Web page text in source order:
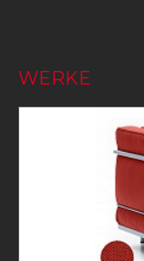
WERKE